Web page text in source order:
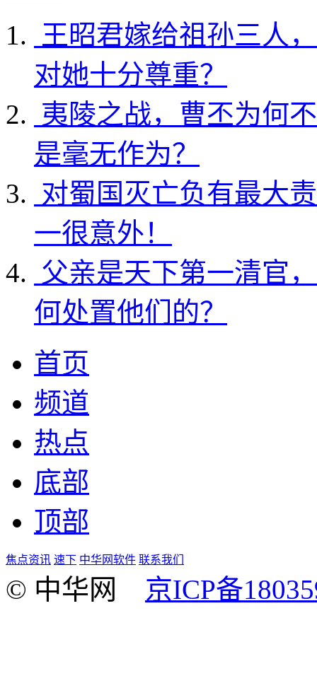
王昭君嫁给祖孙三人
对她十分尊重？
夷陵之战，曹丕为何
是毫无作为？
对蜀国灭亡负有最大
一很意外！
父亲是天下第一清官
何处置他们的？
首页
频道
热点
底部
顶部
焦点资讯 速下 中华网软件 联系我们
© 中华网 京ICP备